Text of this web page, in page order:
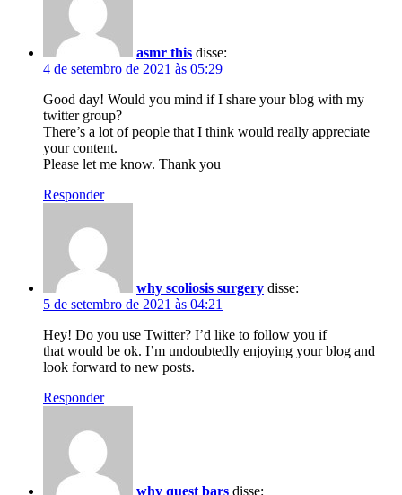
asmr this disse:
4 de setembro de 2021 às 05:29
Good day! Would you mind if I share your blog with my
twitter group?
There’s a lot of people that I think would really appreciate
your content.
Please let me know. Thank you
Responder
why scoliosis surgery disse:
5 de setembro de 2021 às 04:21
Hey! Do you use Twitter? I’d like to follow you if
that would be ok. I’m undoubtedly enjoying your blog and
look forward to new posts.
Responder
why quest bars disse: